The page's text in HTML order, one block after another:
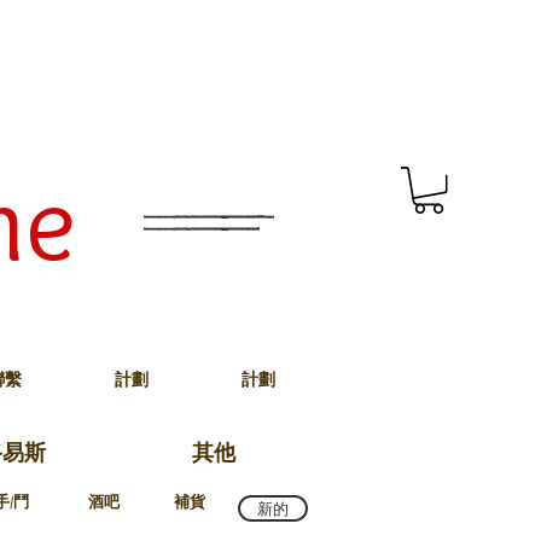
繫 計劃 計劃
斯 其他
/鬥 酒吧 補貨 新的